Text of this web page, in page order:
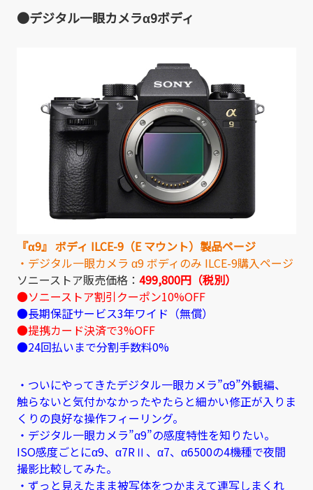
●デジタル一眼カメラα9ボディ
『α9』 ボディ ILCE-9（E マウント）製品ページ
・デジタル一眼カメラ α9 ボディのみ ILCE-9購入ページ
ソニーストア販売価格： 499,800円（税別）
●ソニーストア割引クーポン10%OFF
●長期保証サービス3年ワイド（無償）
●提携カード決済で3%OFF
●24回払いまで分割手数料0%
・ついにやってきたデジタル一眼カメラ”α9”外観編、
触らないと気付かなかったやたらと細かい修正が入りま
くりの良好な操作フィーリング。
・デジタル一眼カメラ”α9”の感度特性を知りたい。
ISO感度ごとにα9、α7RⅡ、α7、α6500の4機種で夜間
撮影比較してみた。
・ずっと見えたまま被写体をつかまえて連写しまくれ